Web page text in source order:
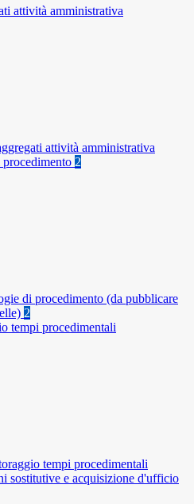
attività amministrativa
attività amministrativa
2
di procedimento (da pubblicare
2
tempi procedimentali
tempi procedimentali
sostitutive e acquisizione d'ufficio